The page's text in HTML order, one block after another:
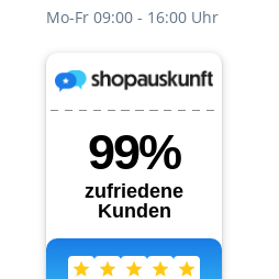
Mo-Fr 09:00 - 16:00 Uhr